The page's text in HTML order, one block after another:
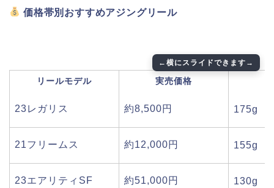
価格帯別おすすめアジングリール
リールモデル 実売価格
23レガリス 約8,500円 175g
21フリームス 約12,000円 155g
23エアリティSF 約51,000円 130g